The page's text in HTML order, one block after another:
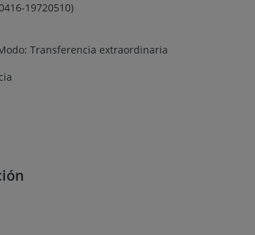
19720510)
Transferencia extraordinaria